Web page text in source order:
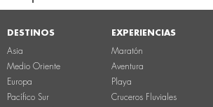
DESTINOS
Asia
Medio Oriente
Europa
Pacífico Sur
EXPERIENCIAS
Maratón
Aventura
Playa
Cruceros Fluviales